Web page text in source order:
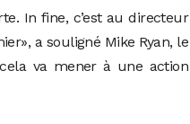
In fine, c’est au directeur
a souligné Mike Ryan, le
va mener à une action